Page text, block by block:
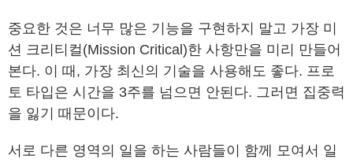
중요한 것은 너무 많은 기능을 구현하지 말고 가장 미
션 크리티컬(Mission Critical)한 사항만을 미리 만들어
본다. 이 때, 가장 최신의 기술을 사용해도 좋다. 프로
토 타입은 시간을 3주를 넘으면 안된다. 그러면 집중력
을 잃기 때문이다.
서로 다른 영역의 일을 하는 사람들이 함께 모여서 일